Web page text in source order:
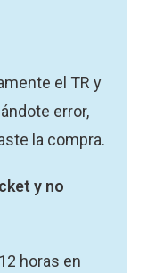
el TR y
error,
la compra.
y no
horas en